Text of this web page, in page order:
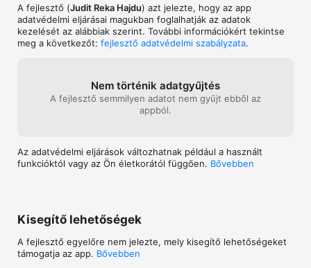
2.) Regisztrálj, ha még nem tetted, vagy jelentkezz be.
3.) Fizesd ki rendelésed online bankkártyával, SZÉP kártyával
vagy készpénzzel.
egészséggel ételünket. Jó étvágyat kívánunk hozzá!
---------------------------------
1.) Online bankkártyával (SimplePay / Barion - akár egy
kattintásos fizetés) alkalmazáson belül.
3.) Készpénzzel a futárnál.
---------------------------------
Weboldal: https://adriaetelbar.hu/
A fejlesztő (Judit Reka Hajdu) azt jelezte, hogy az app
adatvédelmi eljárásai magukban foglalhatják az adatok
kezelését az alábbiak szerint. További információkért tekintse
meg a következőt: fejlesztő adatvédelmi szabályzata.
Nem történik adatgyűjtés
A fejlesztő semmilyen adatot nem gyűjt ebből az
appból.
Az adatvédelmi eljárások változhatnak például a használt
funkcióktól vagy az Ön életkorától függően. Bővebben
Kisegítő lehetőségek
A fejlesztő egyelőre nem jelezte, mely kisegítő lehetőségeket
támogatja az app. Bővebben